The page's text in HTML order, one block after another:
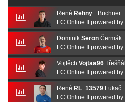
René Rehny_
Büchner
FC Online II powered
Dominik SeronČermák
FC Online II powered
Vojtěch Vojtaa96
FC Online II powered
René RL_13579Lukač
FC Online II powered